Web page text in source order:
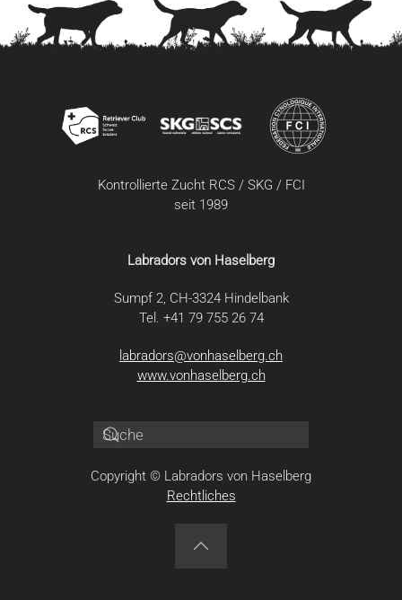
Kontrollierte Zucht RCS / SKG / FCI
seit 1989
Labradors von Haselberg
Sumpf 2, CH-3324 Hindelbank
Tel. +41 79 755 26 74
labradors@vonhaselberg.ch
www.vonhaselberg.ch
Copyright © Labradors von Haselberg
Rechtliches